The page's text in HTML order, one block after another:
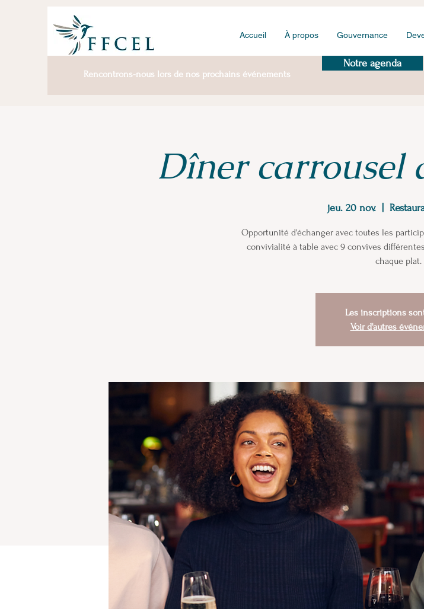
Rencontrons-nous lors de nos prochains événements
Notre agenda
Accueil À propos Gouvernance
Dîner carrousel
jeu. 20 nov.
  |
Opportunité d'échanger avec toutes les
convivialité à table avec 9 convives
chaque plat.
Les inscriptions
Voir d'autres